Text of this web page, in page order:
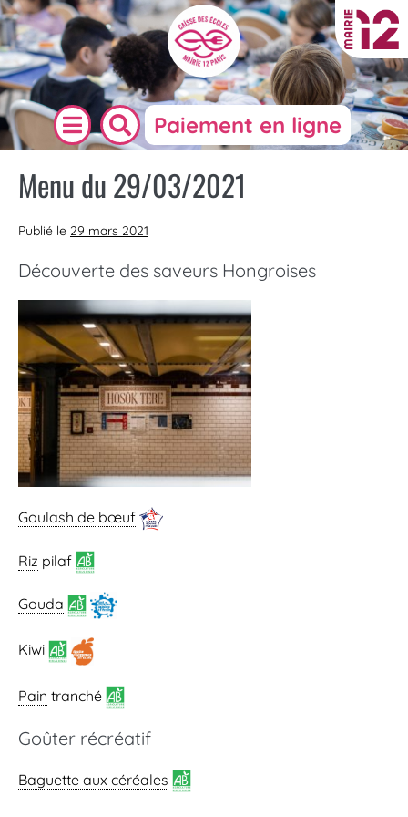
Paiement en ligne
Menu du 29/03/2021
Publié le 29 mars 2021
Découverte des saveurs Hongroises
Goulash de bœuf
Riz pilaf
Gouda
Kiwi
Pain tranché
Goûter récréatif
Baguette aux céréales